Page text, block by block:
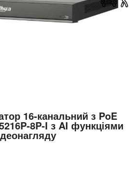
16-канальний з PoE
8P-I з AI функціями